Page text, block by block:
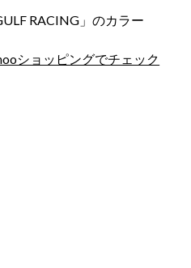
RACING」のカラー
ショッピングでチェック